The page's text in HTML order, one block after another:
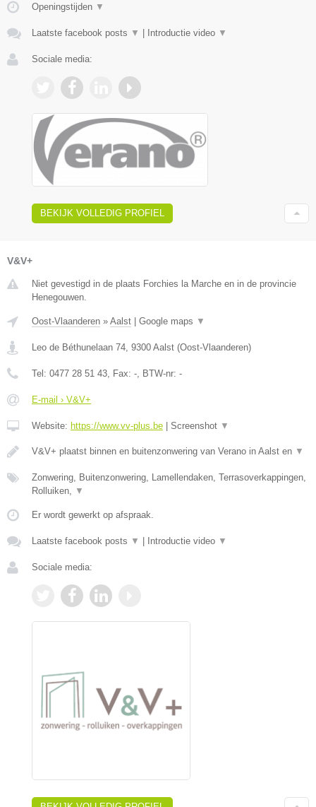
Openingstijden ▼
Laatste facebook posts ▼ Introductie video ▼
Sociale media:
BEKIJK VOLLEDIG PROFIEL
V&V+
Niet gevestigd in de plaats Forchies la Marche en in de provincie
Henegouwen.
Oost-Vlaanderen » Aalst Google maps ▼
Leo de Béthunelaan 74, 9300 Aalst (Oost-Vlaanderen)
Tel: 0477 28 51 43, Fax: -, BTW-nr: -
E-mail › V&V+
Website: https://www.vv-plus.be Screenshot ▼
V&V+ plaatst binnen en buitenzonwering van Verano in Aalst en ▼
Zonwering, Buitenzonwering, Lamellendaken, Terrasoverkappingen,
Rolluiken, ▼
Er wordt gewerkt op afspraak.
Laatste facebook posts ▼ Introductie video ▼
Sociale media: